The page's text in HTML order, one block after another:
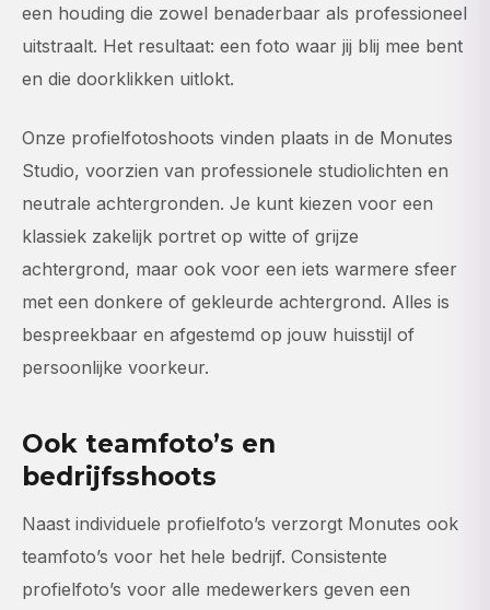
een houding die zowel benaderbaar als professioneel
uitstraalt. Het resultaat: een foto waar jij blij mee bent
en die doorklikken uitlokt.
Onze profielfotoshoots vinden plaats in de Monutes
Studio, voorzien van professionele studiolichten en
neutrale achtergronden. Je kunt kiezen voor een
klassiek zakelijk portret op witte of grijze
achtergrond, maar ook voor een iets warmere sfeer
met een donkere of gekleurde achtergrond. Alles is
bespreekbaar en afgestemd op jouw huisstijl of
persoonlijke voorkeur.
Ook teamfoto’s en
bedrijfsshoots
Naast individuele profielfoto’s verzorgt Monutes ook
teamfoto’s voor het hele bedrijf. Consistente
profielfoto’s voor alle medewerkers geven een